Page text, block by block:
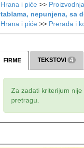
Hrana i piće >>
tablama, nepunjena, sa
Hrana i piće >> Prerada i
FIRME TEKSTOVI 4
Za zadati kriterijum
pretragu.